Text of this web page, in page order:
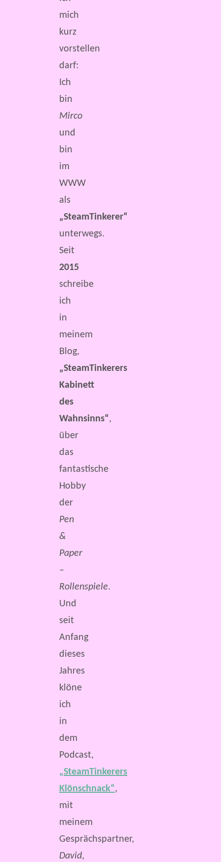
mich
kurz
vorstellen
darf:
Ich
bin
Mirco
und
bin
im
WWW
als
„SteamTinkerer“
unterwegs.
Seit
2015
schreibe
ich
in
meinem
Blog,
„SteamTinkerers
Kabinett
des
Wahnsinns“,
über
das
fantastische
Hobby
der
Pen
&
Paper
–
Rollenspiele.
Und
seit
Anfang
dieses
Jahres
klöne
ich
in
dem
Podcast,
„SteamTinkerers
Klönschnack“,
mit
meinem
Gesprächspartner,
David,